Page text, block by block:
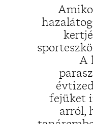
A
fejüket
arról,